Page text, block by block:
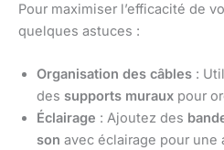
Pour maximiser l’efficacité de
quelques astuces :
Organisation des câbles :
des supports muraux pour
Éclairage : Ajoutez des
son avec éclairage pour une